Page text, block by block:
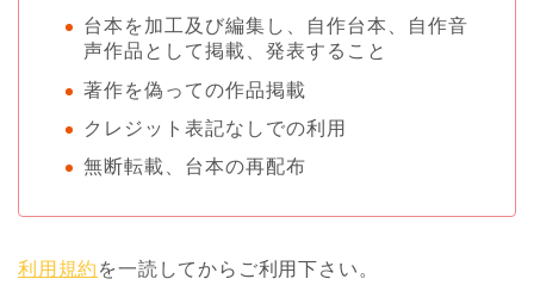
台本を加工及び編集し、自作台本、自作音
声作品として掲載、発表すること
著作を偽っての作品掲載
クレジット表記なしでの利用
無断転載、台本の再配布
利用規約 を一読してからご利用下さい。